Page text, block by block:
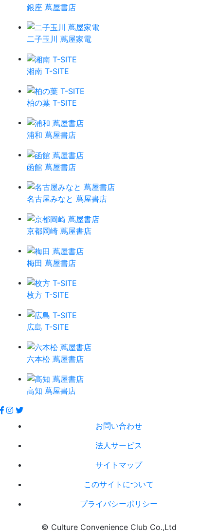
銀座 蔦屋書店
二子玉川 蔦屋家電
湘南 T-SITE
柏の葉 T-SITE
浦和 蔦屋書店
函館 蔦屋書店
名古屋みなと 蔦屋書店
京都岡崎 蔦屋書店
梅田 蔦屋書店
枚方 T-SITE
広島 T-SITE
六本松 蔦屋書店
高知 蔦屋書店
お問い合わせ
法人サービス
サイトマップ
このサイトについて
プライバシーポリシー
© Culture Convenience Club Co.,Ltd